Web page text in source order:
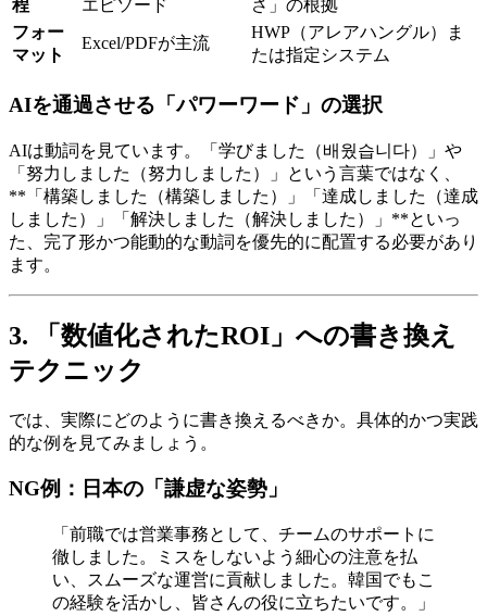
程 エピソード
さ」の根拠
フォー
マット
Excel/PDFが主流
HWP（アレアハングル）ま
たは指定システム
AIを通過させる「パワーワード」の選択
AIは動詞を見ています。「学びました（배웠습니다）」や
「努力しました（努力しました）」という言葉ではなく、
**「構築しました（構築しました）」「達成しました（達成
しました）」「解決しました（解決しました）」**といっ
た、完了形かつ能動的な動詞を優先的に配置する必要があり
ます。
3. 「数値化されたROI」への書き換え
テクニック
では、実際にどのように書き換えるべきか。具体的かつ実践
的な例を見てみましょう。
NG例：日本の「謙虚な姿勢」
「前職では営業事務として、チームのサポートに
徹しました。ミスをしないよう細心の注意を払
い、スムーズな運営に貢献しました。韓国でもこ
の経験を活かし、皆さんの役に立ちたいです。」